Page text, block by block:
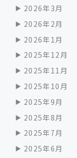
2026年3月
2026年2月
2026年1月
2025年12月
2025年11月
2025年10月
2025年9月
2025年8月
2025年7月
2025年6月